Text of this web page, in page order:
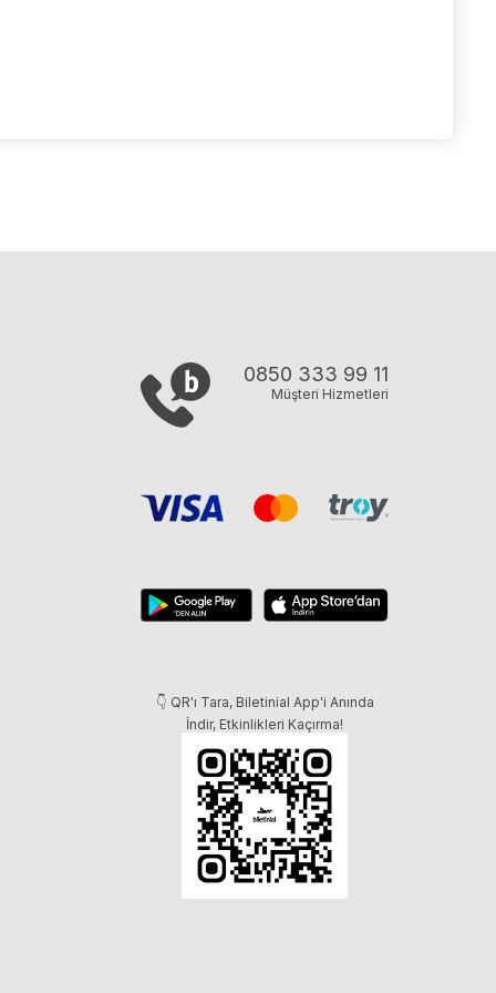
0850 333 99 11
Müşteri Hizmetleri
👇 QR'ı Tara, Biletinial App'i Anında
İndir, Etkinlikleri Kaçırma!